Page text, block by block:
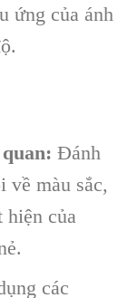
ứng của ánh
Đánh
về màu sắc,
hiện của
các